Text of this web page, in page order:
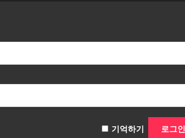
기억하기